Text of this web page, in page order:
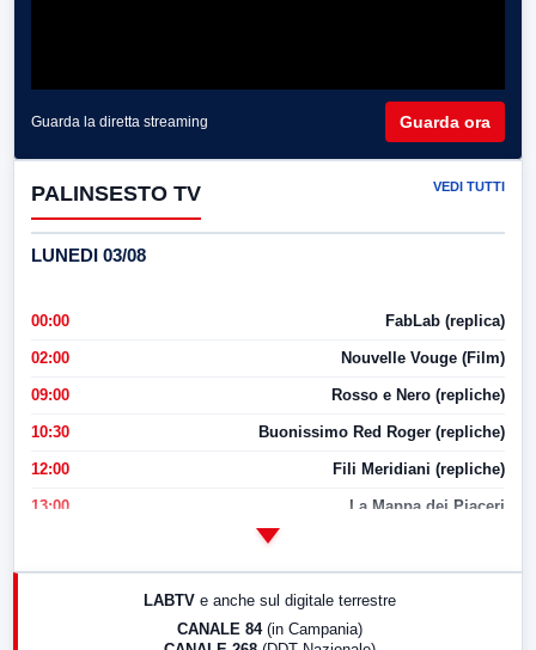
Guarda la diretta streaming Guarda ora
PALINSESTO TV VEDI TUTTI
LUNEDI 03/08
00:00 FabLab (replica)
02:00 Nouvelle Vouge (Film)
09:00 Rosso e Nero (repliche)
10:30 Buonissimo Red Roger (repliche)
12:00 Fili Meridiani (repliche)
13:00 La Mappa dei Piaceri
LABTV e anche sul digitale terrestre
CANALE 84 (in Campania)